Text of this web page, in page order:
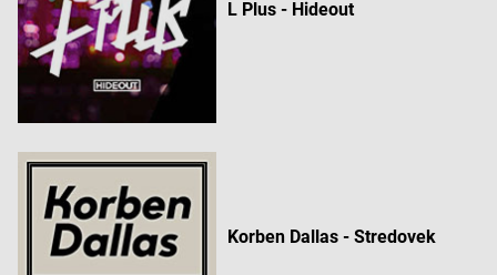
L Plus - Hideout
Korben Dallas - Stredovek